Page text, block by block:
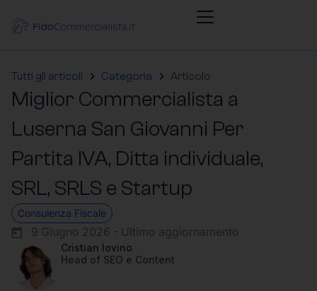
Tutti gli articoli Categoria Articolo
Miglior Commercialista a
Luserna San Giovanni Per
Partita IVA, Ditta individuale,
SRL, SRLS e Startup
Consulenza Fiscale
9 Giugno 2026 - Ultimo aggiornamento
Cristian Iovino
Head of SEO e Content